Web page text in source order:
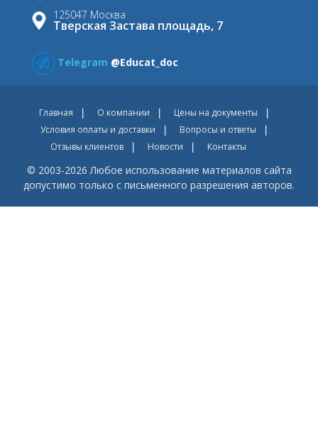
125047 Москва
Тверская Застава площадь, 7
Telegram @Educat_doc
Главная О компании
Цены на документы
Условия оплаты и доставки
Вопросы и ответы
Отзывы клиентов
Новости Контакты
© 2003-2026 Любое использование материалов сайта
допустимо только с письменного разрешения авторов.